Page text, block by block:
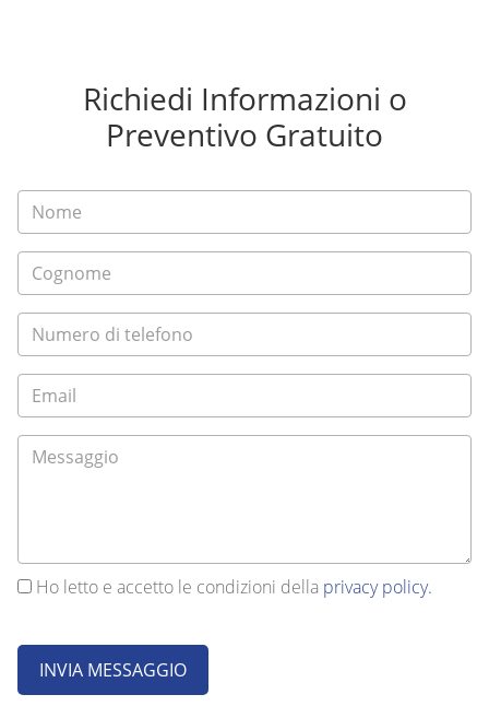
Richiedi Informazioni o
Preventivo Gratuito
Ho letto e accetto le condizioni della privacy policy.
INVIA MESSAGGIO